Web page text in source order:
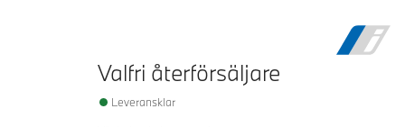
Valfri återförsäljare
Leveransklar